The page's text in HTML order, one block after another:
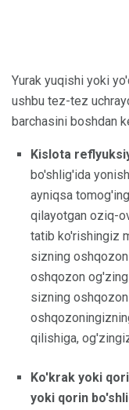
Yurak yuqishi yoki
ushbu tez-tez
barchasini boshdan
Kislota
bo'shlig'ida
ayniqsa
qilayotgan oziq-
tatib ko'rishingiz
sizning
oshqozon
sizning
qilishiga,
Ko'krak yoki
yoki qorin